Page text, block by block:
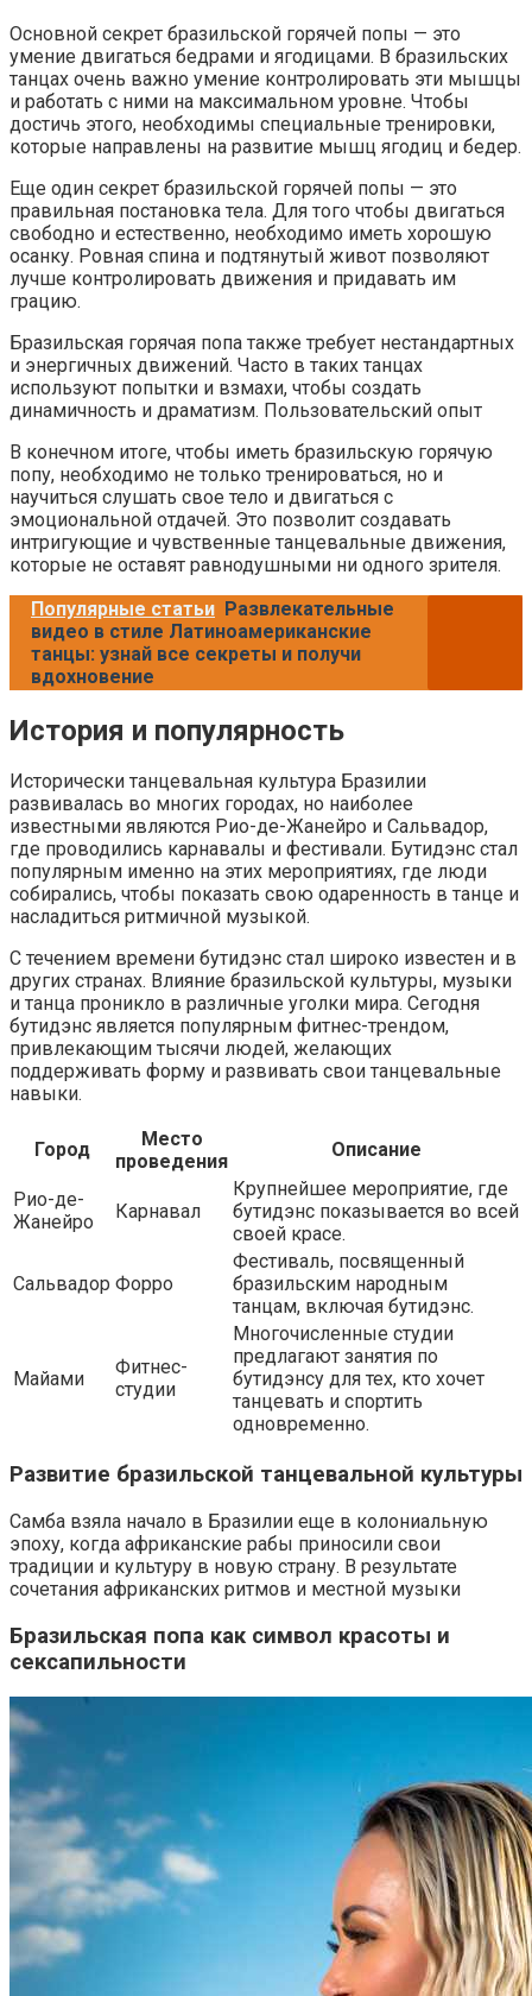
Основной секрет бразильской горячей попы — это
умение двигаться бедрами и ягодицами. В бразильских
танцах очень важно умение контролировать эти мышцы
и работать с ними на максимальном уровне. Чтобы
достичь этого, необходимы специальные тренировки,
которые направлены на развитие мышц ягодиц и бедер.
Еще один секрет бразильской горячей попы — это
правильная постановка тела. Для того чтобы двигаться
свободно и естественно, необходимо иметь хорошую
осанку. Ровная спина и подтянутый живот позволяют
лучше контролировать движения и придавать им
грацию.
Бразильская горячая попа также требует нестандартных
и энергичных движений. Часто в таких танцах
используют попытки и взмахи, чтобы создать
динамичность и драматизм. Пользовательский опыт
В конечном итоге, чтобы иметь бразильскую горячую
попу, необходимо не только тренироваться, но и
научиться слушать свое тело и двигаться с
эмоциональной отдачей. Это позволит создавать
интригующие и чувственные танцевальные движения,
которые не оставят равнодушными ни одного зрителя.
Популярные статьи Развлекательные
видео в стиле Латиноамериканские
танцы: узнай все секреты и получи
вдохновение
История и популярность
Исторически танцевальная культура Бразилии
развивалась во многих городах, но наиболее
известными являются Рио-де-Жанейро и Сальвадор,
где проводились карнавалы и фестивали. Бутидэнс стал
популярным именно на этих мероприятиях, где люди
собирались, чтобы показать свою одаренность в танце и
насладиться ритмичной музыкой.
С течением времени бутидэнс стал широко известен и в
других странах. Влияние бразильской культуры, музыки
и танца проникло в различные уголки мира. Сегодня
бутидэнс является популярным фитнес-трендом,
привлекающим тысячи людей, желающих
поддерживать форму и развивать свои танцевальные
навыки.
Город
Место
проведения
Описание
Рио-де-
Жанейро
Карнавал
Крупнейшее мероприятие, где
бутидэнс показывается во всей
своей красе.
Сальвадор Форро
Фестиваль, посвященный
бразильским народным
танцам, включая бутидэнс.
Майами
Фитнес-
студии
Многочисленные студии
предлагают занятия по
бутидэнсу для тех, кто хочет
танцевать и спортить
одновременно.
Развитие бразильской танцевальной культуры
Самба взяла начало в Бразилии еще в колониальную
эпоху, когда африканские рабы приносили свои
традиции и культуру в новую страну. В результате
сочетания африканских ритмов и местной музыки
Бразильская попа как символ красоты и
сексапильности